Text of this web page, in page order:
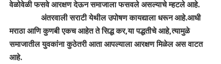
वेळोवेळी फसवे आरक्षण देऊन समाजाला फसवले असल्याचे म्हटले आहे.
अंतरवाली सराटी येथील उपोषण कायद्याला धरून आहे.आधी
मराठा आणि कुणबी एकच आहेत ते सिद्ध कर,या पद्धतीचे आहे,त्यामुळे
समाजातील युवकांना कुठेतरी आता आपल्याला आरक्षण मिळेल अस वाटत
आहे.